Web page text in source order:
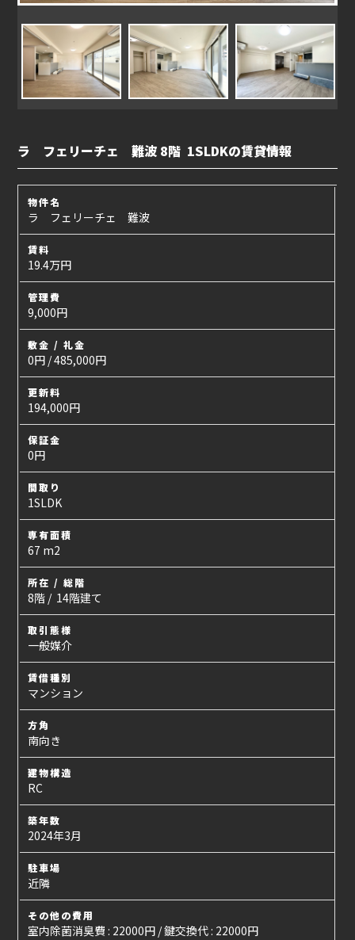
ラ フェリーチェ 難波 8階 1SLDKの賃貸情報
物件名
ラ フェリーチェ 難波
賃料
19.4万円
管理費
9,000円
敷金 / 礼金
0円 / 485,000円
更新料
194,000円
保証金
0円
間取り
1SLDK
専有面積
67 m2
所在 / 総階
8階 / 14階建て
取引態様
一般媒介
賃借種別
マンション
方角
南向き
建物構造
RC
築年数
2024年3月
駐車場
近隣
その他の費用
室内除菌消臭費 : 22000円 / 鍵交換代 : 22000円